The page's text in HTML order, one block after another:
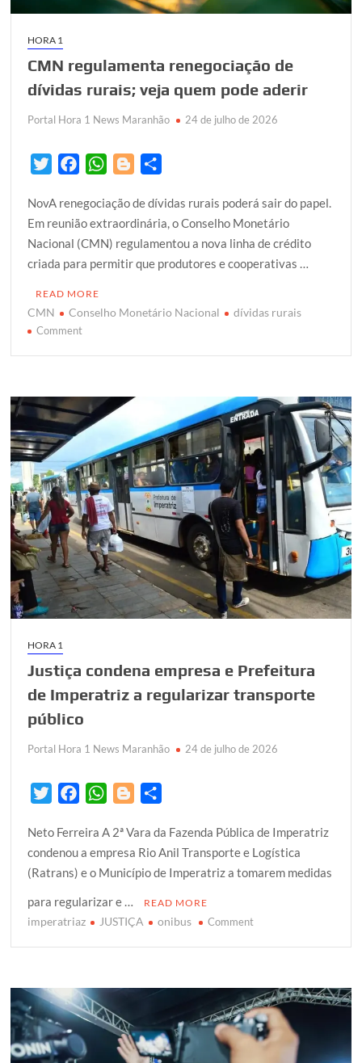
HORA 1
CMN regulamenta renegociação de
dívidas rurais; veja quem pode aderir
Portal Hora 1 News Maranhão 24 de julho de 2026
i
t
t
e
r
c
e
b
o
o
k
W
a
t
s
A
p
o
g
g
e
a
r
e
NovA renegociação de dívidas rurais poderá sair do papel.
Em reunião extraordinária, o Conselho Monetário
Nacional (CMN) regulamentou a nova linha de crédito
criada para permitir que produtores e cooperativas …
READ MORE
CMN Conselho Monetário Nacional dívidas rurais
Commenton
de
dívidas
rurais;
veja
quem
pode
aderir
HORA 1
Justiça condena empresa e Prefeitura
de Imperatriz a regularizar transporte
público
Portal Hora 1 News Maranhão 24 de julho de 2026
i
t
t
e
r
c
e
b
o
o
W
a
t
s
A
p
o
g
g
r
a
r
e
Neto Ferreira A 2ª Vara da Fazenda Pública de Imperatriz
condenou a empresa Rio Anil Transporte e Logística
(Ratrans) e o Município de Imperatriz a tomarem medidas
para regularizar e …
READ MORE
imperatriaz JUSTIÇA onibus Commenton
e
Prefeitura
de
Imperatriz